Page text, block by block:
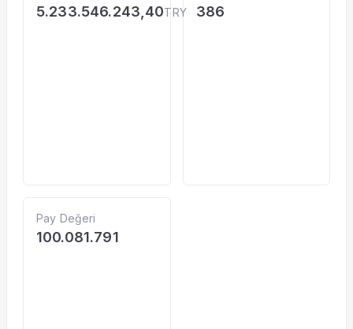
5.233.546.243,40TRY 386
Pay Değeri
100.081.791